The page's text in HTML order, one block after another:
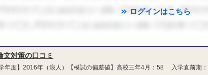
ログインはこちら
文対策の口コミ
学年度】2016年（浪人）【模試の偏差値】高校三年4月：58 入学直前期